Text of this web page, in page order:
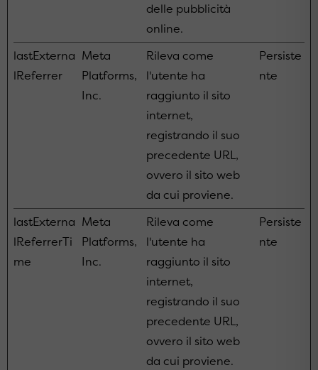
delle pubblicità
online.
lastExterna
lReferrer
Meta
Platforms,
Inc.
Rileva come
l'utente ha
raggiunto il sito
internet,
registrando il suo
precedente URL,
ovvero il sito web
da cui proviene.
Persiste
nte
lastExterna
lReferrerTi
me
Meta
Platforms,
Inc.
Rileva come
l'utente ha
raggiunto il sito
internet,
registrando il suo
precedente URL,
ovvero il sito web
da cui proviene.
Persiste
nte